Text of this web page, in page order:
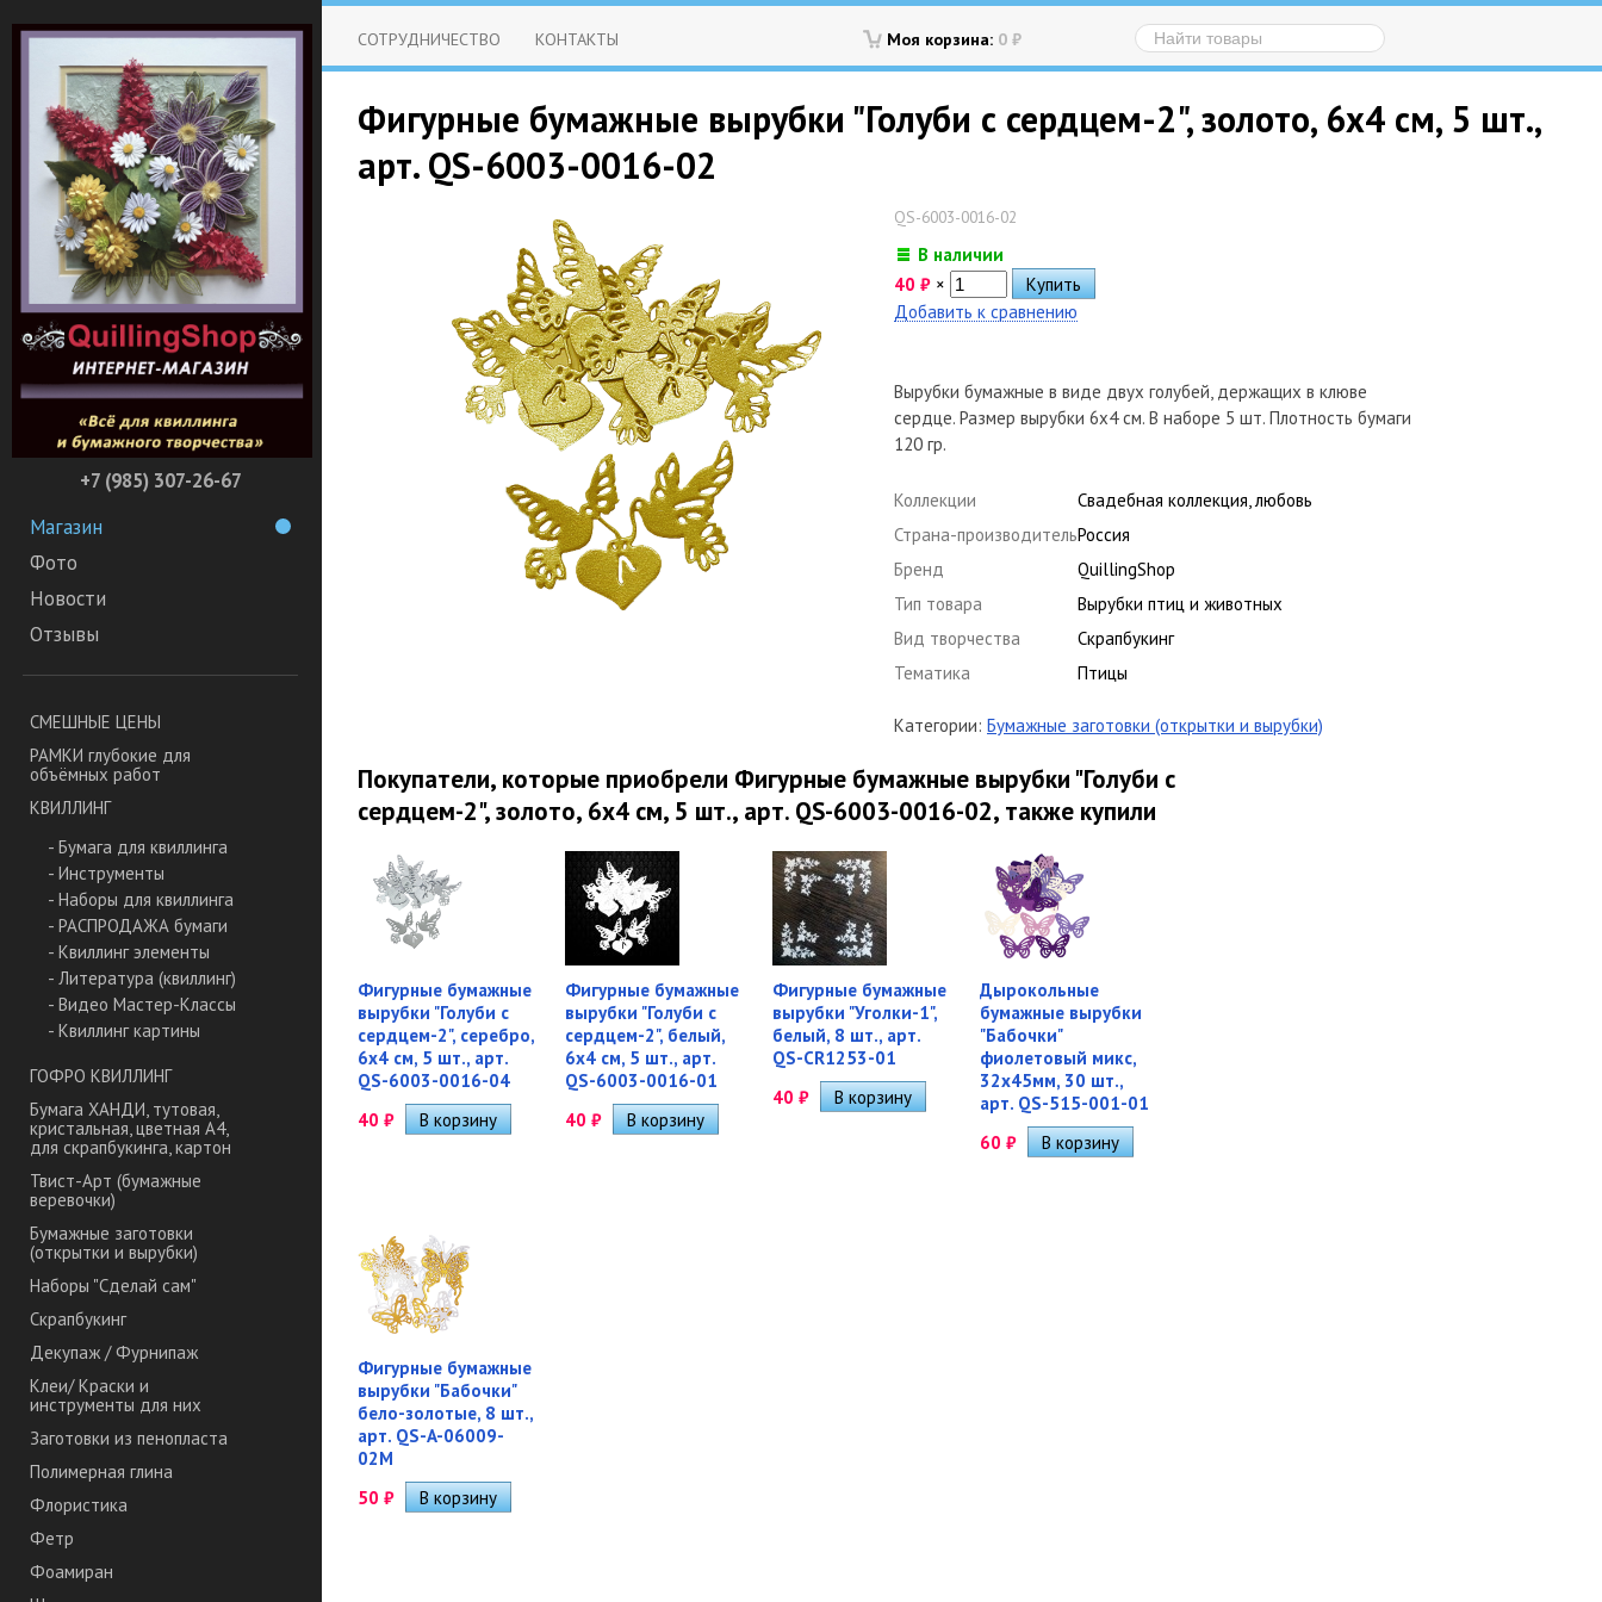
+7 (985) 307-26-67
Магазин
Фото
Новости
Отзывы
СМЕШНЫЕ ЦЕНЫ
РАМКИ глубокие для
объёмных работ
КВИЛЛИНГ
- Бумага для квиллинга
- Инструменты
- Наборы для квиллинга
- РАСПРОДАЖА бумаги
- Квиллинг элементы
- Литература (квиллинг)
- Видео Мастер-Классы
- Квиллинг картины
ГОФРО КВИЛЛИНГ
Бумага ХАНДИ, тутовая,
кристальная, цветная А4,
для скрапбукинга, картон
Твист-Арт (бумажные
веревочки)
Бумажные заготовки
(открытки и вырубки)
Наборы "Сделай сам"
Скрапбукинг
Декупаж / Фурнипаж
Клеи/ Краски и
инструменты для них
Заготовки из пенопласта
Полимерная глина
Флористика
Фетр
Фоамиран
Моя корзина: 0 ₽
СОТРУДНИЧЕСТВО КОНТАКТЫ
Фигурные бумажные вырубки "Голуби с сердцем-2", золото, 6х4 см, 5 шт.,
арт. QS-6003-0016-02
QS-6003-0016-02
В наличии
40 ₽ ×
Добавить к сравнению
Вырубки бумажные в виде двух голубей, держащих в клюве
сердце. Размер вырубки 6х4 см. В наборе 5 шт. Плотность бумаги
120 гр.
Коллекции
Свадебная коллекция, любовь
Страна-производительРоссия
Бренд
QuillingShop
Тип товара
Вырубки птиц и животных
Вид творчества
Скрапбукинг
Тематика
Птицы
Категории: Бумажные заготовки (открытки и вырубки)
Покупатели, которые приобрели Фигурные бумажные вырубки "Голуби с
сердцем-2", золото, 6х4 см, 5 шт., арт. QS-6003-0016-02, также купили
Фигурные бумажные
вырубки "Голуби с
сердцем-2", серебро,
6х4 см, 5 шт., арт.
QS-6003-0016-04
40 ₽
Фигурные бумажные
вырубки "Голуби с
сердцем-2", белый,
6х4 см, 5 шт., арт.
QS-6003-0016-01
40 ₽
Фигурные бумажные
вырубки "Уголки-1",
белый, 8 шт., арт.
QS-CR1253-01
40 ₽
Дырокольные
бумажные вырубки
"Бабочки"
фиолетовый микс,
32х45мм, 30 шт.,
арт. QS-515-001-01
60 ₽
Фигурные бумажные
вырубки "Бабочки"
бело-золотые, 8 шт.,
арт. QS-A-06009-
02M
50 ₽